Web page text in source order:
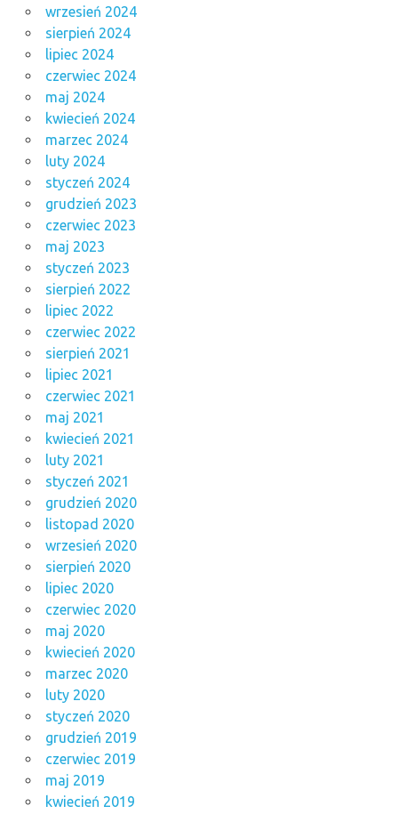
wrzesień 2024
sierpień 2024
lipiec 2024
czerwiec 2024
maj 2024
kwiecień 2024
marzec 2024
luty 2024
styczeń 2024
grudzień 2023
czerwiec 2023
maj 2023
styczeń 2023
sierpień 2022
lipiec 2022
czerwiec 2022
sierpień 2021
lipiec 2021
czerwiec 2021
maj 2021
kwiecień 2021
luty 2021
styczeń 2021
grudzień 2020
listopad 2020
wrzesień 2020
sierpień 2020
lipiec 2020
czerwiec 2020
maj 2020
kwiecień 2020
marzec 2020
luty 2020
styczeń 2020
grudzień 2019
czerwiec 2019
maj 2019
kwiecień 2019